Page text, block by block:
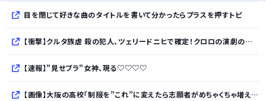
目を閉じて好きな曲のタイトルを書いて分かったらプラスを押すトピ
【衝撃】クルタ族虐 殺の犯人、ツェリードニヒで確定！クロロの演劇のせいで2人も無駄死ににwwww
【速報】"見せブラ"女神、現る♡♡♡♡
【画像】大阪の高校「制服を”これ”に変えたら志願者がめちゃくちゃ増えた」